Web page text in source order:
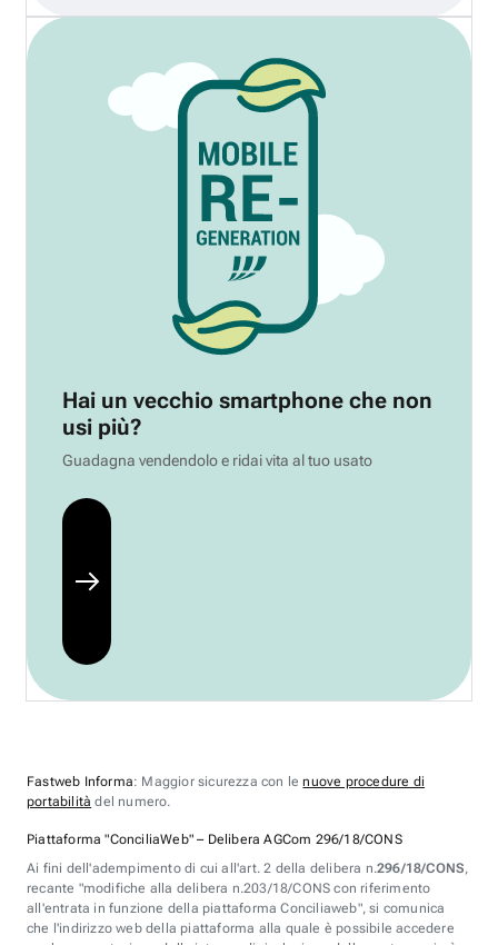
Hai un vecchio smartphone che non
usi più?
Guadagna vendendolo e ridai vita al tuo usato
Fastweb Informa: Maggior sicurezza con lenuove procedure di
portabilità del numero.
Piattaforma "ConciliaWeb" – Delibera AGCom 296/18/CONS
Ai fini dell'adempimento di cui all'art. 2 della delibera n.296/18/CONS,
recante "modifiche alla delibera n.203/18/CONS con riferimento
all'entrata in funzione della piattaforma Conciliaweb", si comunica
che l'indirizzo web della piattaforma alla quale è possibile accedere